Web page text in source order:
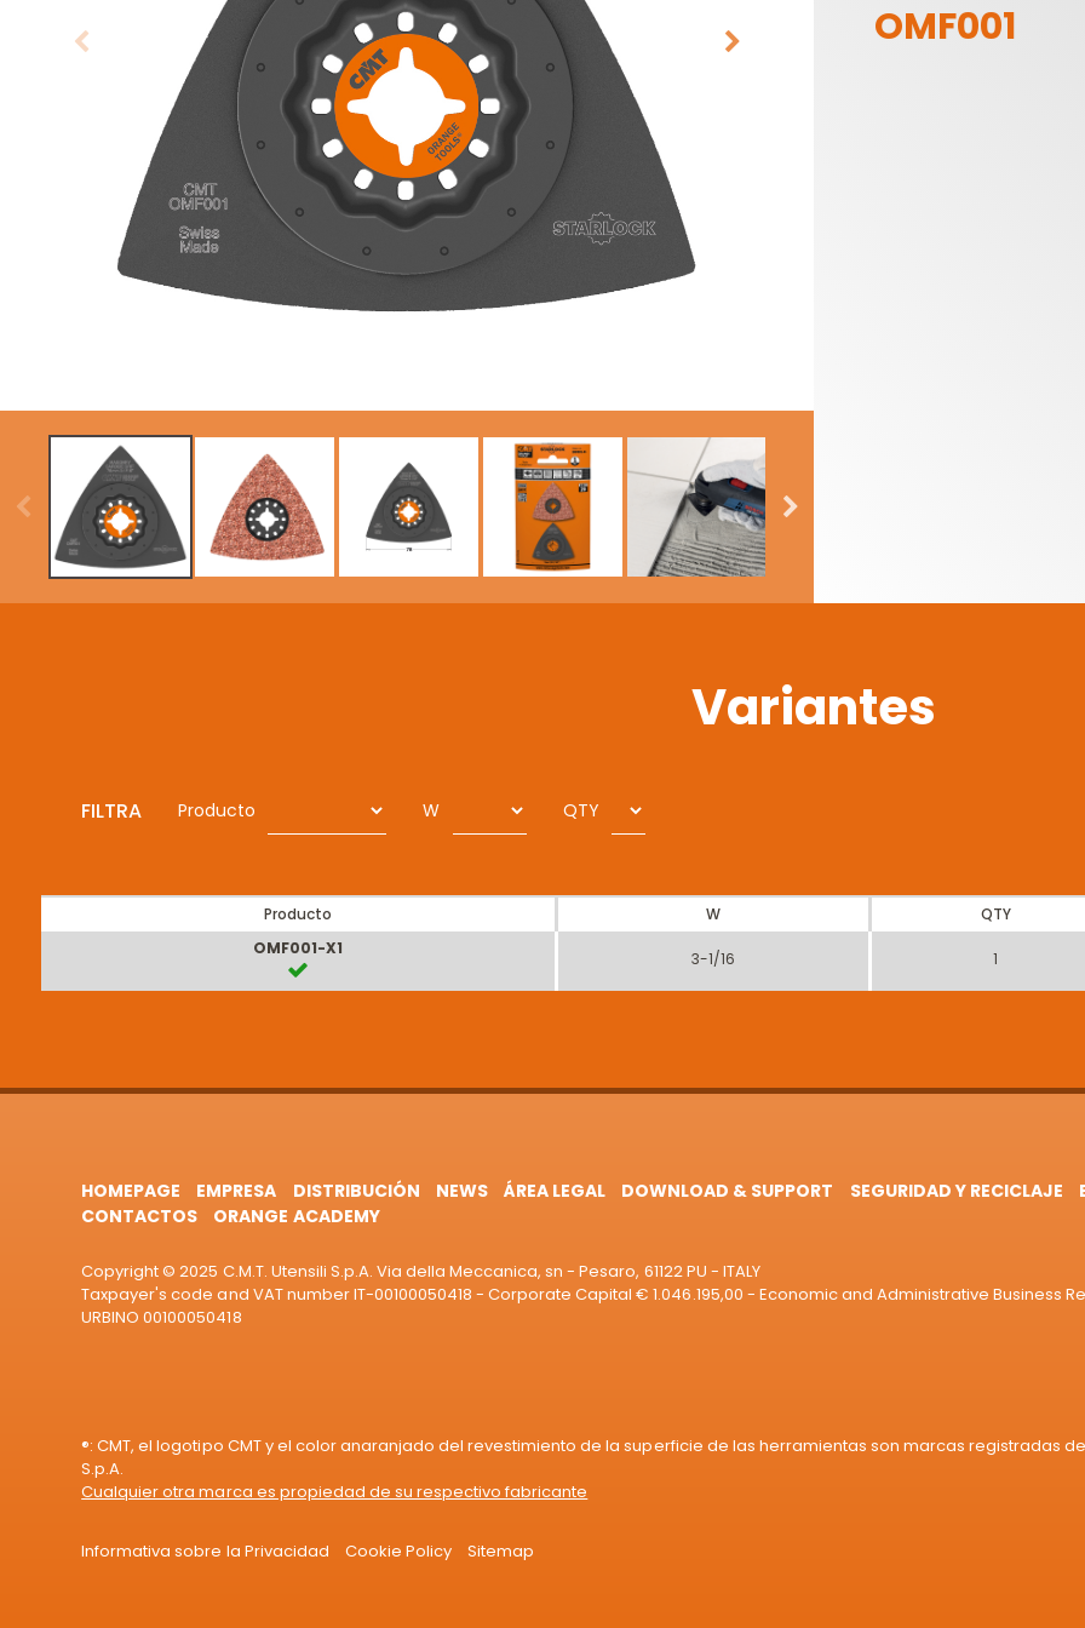
SIERRAS CIRCULARES
CMT CONTRACTOR
TOOLS® - ITK PLUS®
ITK XTREME SAW
BLADES
HOJAS DE SIERRAS
SABLES
OMF001
Variantes
FILTRA Producto W QTY
Producto W
QTY
OMF001-X1
3-1/16 1
HOMEPAGE EMPRESA DISTRIBUCIÓN NEWS ÁREA LEGAL DOWNLOAD & SUPPORT SEGURIDAD Y RECICLAJE
CONTACTOS
ORANGE ACADEMY
Copyright © 2025 C.M.T. Utensili S.p.A. Via della Meccanica, sn - Pesaro, 61122 PU - ITALY
Taxpayer's code and VAT number IT-00100050418 - Corporate Capital € 1.046.195,00 - Economic and Administrative Business
URBINO 00100050418
®: CMT, el logotipo CMT y el color anaranjado del revestimiento de la superficie de las herramientas son marcas registradas de
S.p.A.
Cualquier otra marca es propiedad de su respectivo fabricante
Informativa sobre la Privacidad Cookie Policy Sitemap